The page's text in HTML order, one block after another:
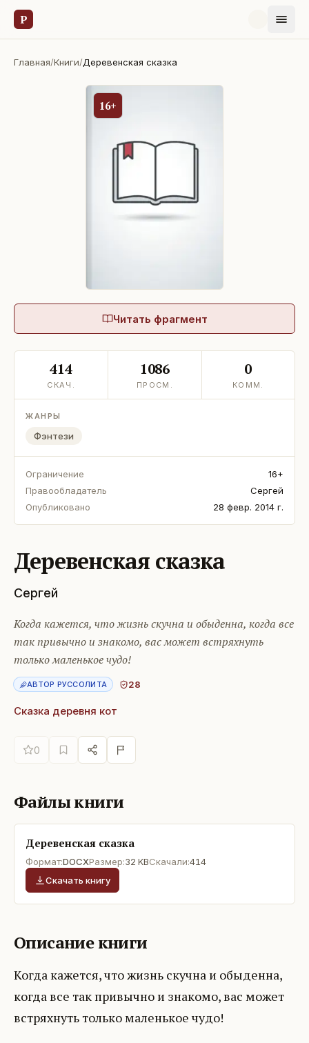
Р
Главная/Книги/Деревенская сказка
16+
Читать фрагмент
414
СКАЧ.
1086
ПРОСМ.
0
КОММ.
ЖАНРЫ
Фэнтези
Ограничение
16+
Правообладатель
Сергей
Опубликовано
28 февр. 2014 г.
Деревенская сказка
Сергей
Когда кажется, что жизнь скучна и обыденна, когда все
так привычно и знакомо, вас может встряхнуть
только маленькое чудо!
АВТОР РУССОЛИТА 28
Сказка деревня кот
0
Файлы книги
Деревенская сказка
Формат:DOCXРазмер:32 KBСкачали:414
Скачать книгу
Описание книги
Когда кажется, что жизнь скучна и обыденна,
когда все так привычно и знакомо, вас может
встряхнуть только маленькое чудо!